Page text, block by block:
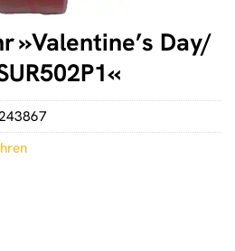
»Valentine’s Day/